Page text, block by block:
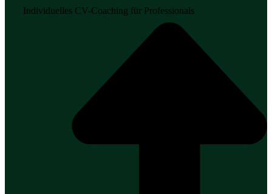
Individuelles CV-Coaching für Professionals